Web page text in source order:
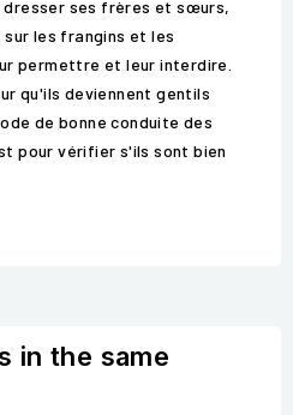
dresser ses frères et sœurs,
les frangins et les
permettre et leur interdire.
qu'ils deviennent gentils
de bonne conduite des
pour vérifier s'ils sont bien
in the same